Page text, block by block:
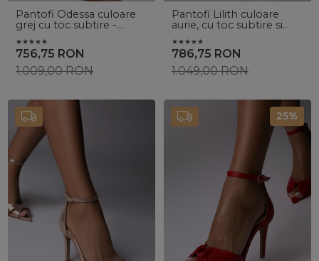
Pantofi Odessa culoare
grej cu toc subtire -
756,75 RON
1.009,00RON
Pantofi Lilith culoare
aurie, cu toc subtire si
786,75 RON
1.049,00RON
25%